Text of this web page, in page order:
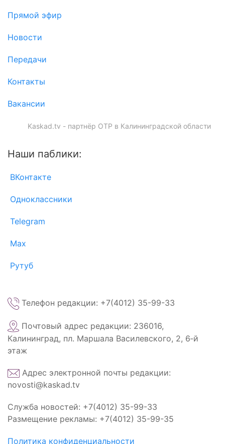
Прямой эфир
Новости
Передачи
Контакты
Вакансии
Kaskad.tv - партнёр ОТР в Калининградской области
Наши паблики:
ВКонтакте
Одноклассники
Telegram
Max
Рутуб
Телефон редакции: +7(4012) 35-99-33
Почтовый адрес редакции: 236016,
Калининград, пл. Маршала Василевского, 2, 6‑й
этаж
Адрес электронной почты редакции:
novosti@kaskad.tv
Служба новостей: +7(4012) 35-99-33
Размещение рекламы: +7(4012) 35-99-35
Политика конфиденциальности